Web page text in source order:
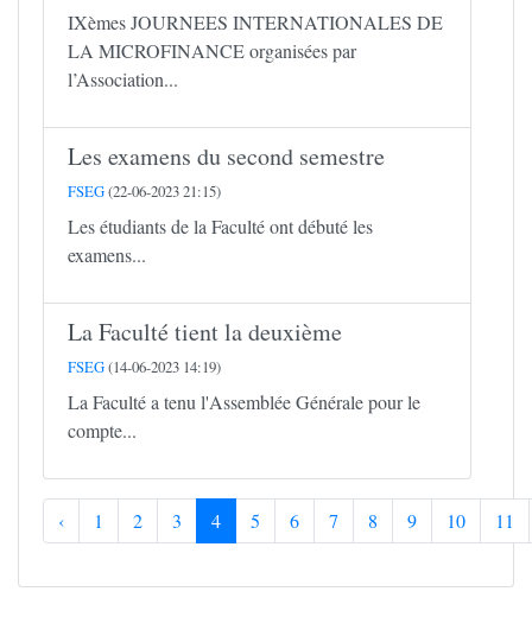
IXèmes JOURNEES INTERNATIONALES DE
LA MICROFINANCE organisées par
l’Association...
Les examens du second semestre
FSEG(22-06-2023 21:15)
Les étudiants de la Faculté ont débuté les
examens...
La Faculté tient la deuxième
FSEG(14-06-2023 14:19)
La Faculté a tenu l'Assemblée Générale pour le
compte...
‹ 1 2 3 4 5 6 7 8 9 10 11